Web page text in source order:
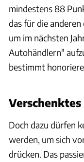
mindestens 88
das für die
um im nächsten
Autohändlern"
bestimmt
Doch dazu dürfen
werden, um sich
drücken. Das